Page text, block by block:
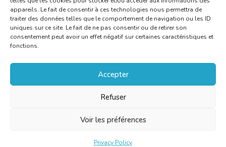
appareils. Le fait de consentir à ces technologies nous permettra de
traiter des données telles que le comportement de navigation ou les ID
uniques sur ce site. Le fait de ne pas consentir ou de retirer son
consentement peut avoir un effet négatif sur certaines caractéristiques et
fonctions.
Accepter
Refuser
Voir les préférences
Privacy Policy